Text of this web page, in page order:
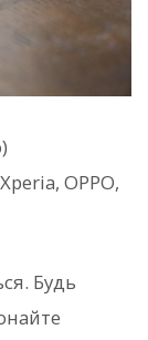
OPPO,
Будь